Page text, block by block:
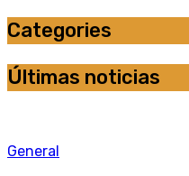
Categories
Últimas noticias
General